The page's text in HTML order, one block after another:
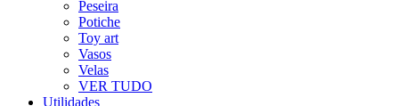
Peseira
Potiche
Toy art
Vasos
Velas
VER TUDO
Utilidades